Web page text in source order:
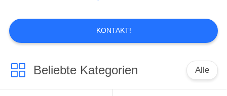
KONTAKT!
Beliebte Kategorien Alle